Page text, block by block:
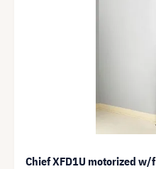
Chief XFD1U motorized